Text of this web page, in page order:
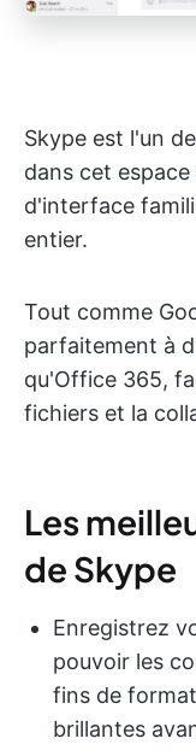
Skype est l'un
dans cet
d'interface
entier.
Tout comme
parfaitement à
qu'Office 365,
fichiers et la
Les
de Skype
Enregistrez
pouvoir les
fins de
brillantes